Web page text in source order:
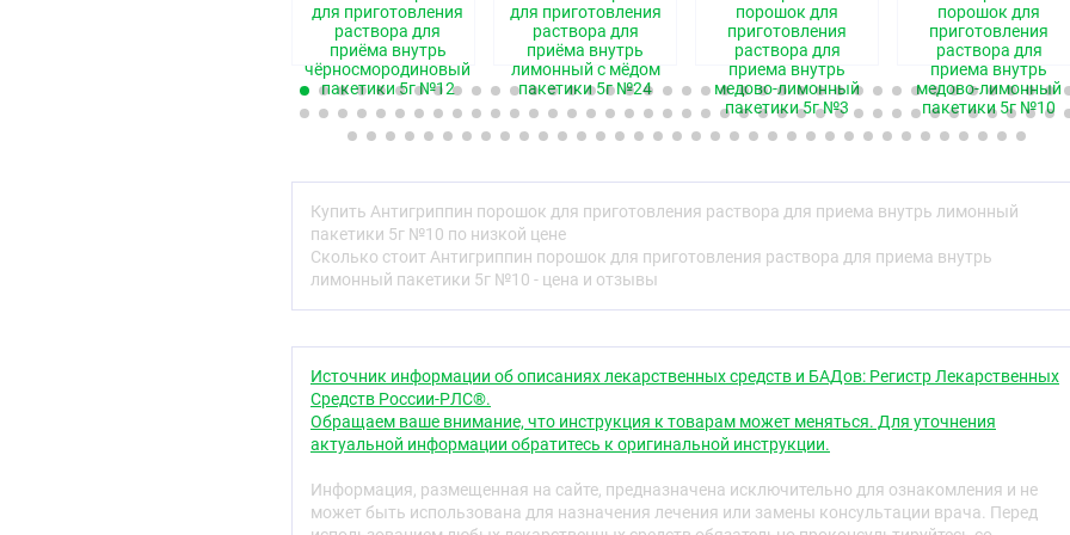
Комбинированный препарат. Парацетамол обладает анальгетическим и
жаропонижающим действием устраняет головную и другие виды боли, снижает
повышенную температуру. Аскорбиновая кислота (витамин С) участвует в
регулировании окислительно-восстановительных процессов, углеводного обмена,
повышает сопротивляемость организма. Хлорфенамин – блокатор Н1-
гистаминовых рецепторов, обладает противоаллергическим действием, облегчает
Показания к применению
Инфекционно-воспалительные заболевания (ОРВИ, грипп), сопровождающиеся:
повышенной температурой,
болями в суставах и мышцах,
ознобом,
головной болью,
заложенностью носа,
болями в горле и пазухах носа.
Противопоказания
Повышенная чувствительность к парацетамолу, аскорбиновой кислоте,
хлорфенамину или любому другому компоненту препарата.
для приготовления
раствора для
приёма внутрь
чёрносмородиновый
пакетики 5г №12
для приготовления
раствора для
приёма внутрь
лимонный с мёдом
пакетики 5г №24
порошок для
приготовления
раствора для
приема внутрь
медово-лимонный
пакетики 5г №3
порошок для
приготовления
раствора для
приема внутрь
медово-лимонный
пакетики 5г №10
Купить Антигриппин порошок для приготовления раствора для приема внутрь лимонный
пакетики 5г №10 по низкой цене
Сколько стоит Антигриппин порошок для приготовления раствора для приема внутрь
лимонный пакетики 5г №10 - цена и отзывы
Источник информации об описаниях лекарственных средств и БАДов: Регистр Лекарственных
Средств России-РЛС®.
Обращаем ваше внимание, что инструкция к товарам может меняться. Для уточнения
актуальной информации обратитесь к оригинальной инструкции.
Информация, размещенная на сайте, предназначена исключительно для ознакомления и не
может быть использована для назначения лечения или замены консультации врача. Перед